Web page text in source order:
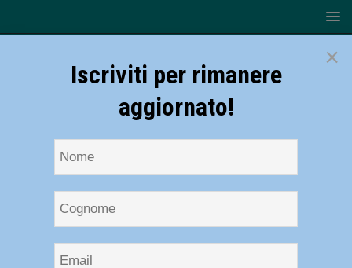
×
Iscriviti per rimanere
aggiornato!